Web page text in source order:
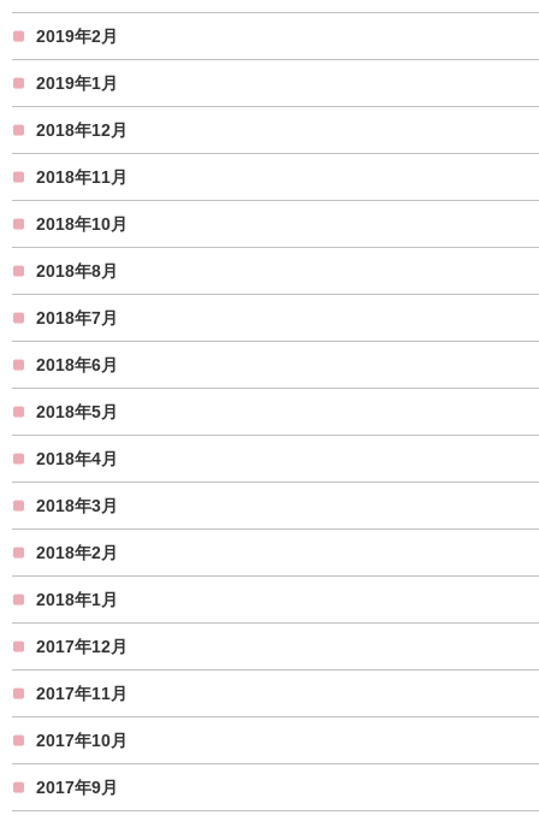
2019年2月
2019年1月
2018年12月
2018年11月
2018年10月
2018年8月
2018年7月
2018年6月
2018年5月
2018年4月
2018年3月
2018年2月
2018年1月
2017年12月
2017年11月
2017年10月
2017年9月